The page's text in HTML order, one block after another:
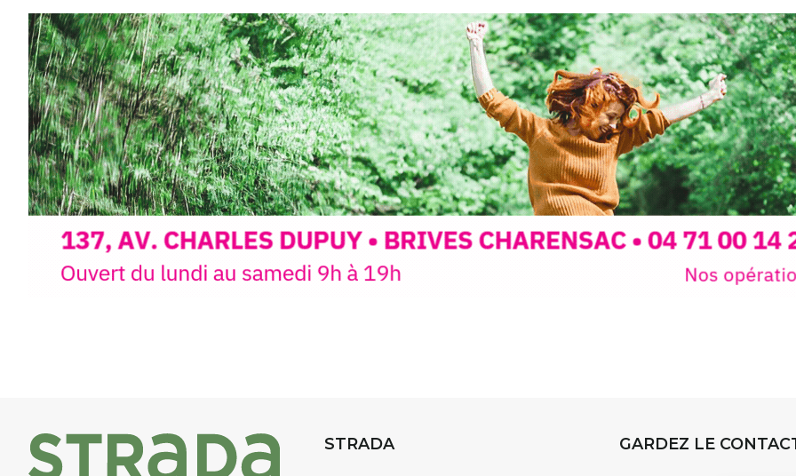
paysages de Haute-Loire ?
Cet été,Laurent Bersetvous propose unstage
d’aquarelle en extérieur, accessibleà tous les
niveaux, dans un cadre naturel
inspirantautour de Saint-Front, à seulement30
minutes du Puy-en-Velay.
Pendant3 jours, vous apprendrez à capturer
l’instant :
aquarelle, encre, ou contenu hybride.
Et si le temps se gâte : un atelier abrité
permettra de continuer à créer.
expo-
raison de
STRADA GARDEZ LE